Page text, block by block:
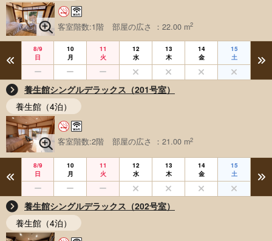
客室階数:1階 部屋の広さ ：22.00 m2
8/9
日
10
月
11
火
12
水
13
木
14
金
15
土
養生館シングルデラックス（201号室）
養生館（4泊）
客室階数:2階 部屋の広さ ：21.00 m2
8/9
日
10
月
11
火
12
水
13
木
14
金
15
土
養生館シングルデラックス（202号室）
養生館（4泊）